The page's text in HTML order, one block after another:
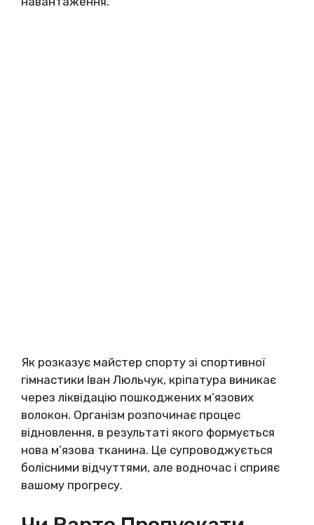
Як розказує майстер спорту зі спортивної
гімнастики Іван Люльчук, кріпатура виникає
через ліквідацію пошкоджених м’язових
волокон. Організм розпочинає процес
відновлення, в результаті якого формується
нова м’язова тканина. Це супроводжується
болісними відчуттями, але водночас і сприяє
вашому прогресу.